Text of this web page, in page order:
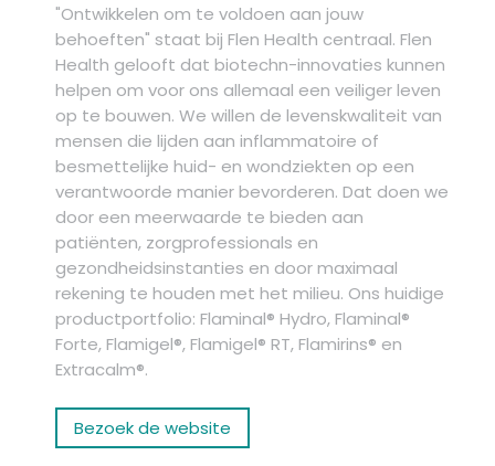
"Ontwikkelen om te voldoen aan jouw
behoeften" staat bij Flen Health centraal. Flen
Health gelooft dat biotechn-innovaties kunnen
helpen om voor ons allemaal een veiliger leven
op te bouwen. We willen de levenskwaliteit van
mensen die lijden aan inflammatoire of
besmettelijke huid- en wondziekten op een
verantwoorde manier bevorderen. Dat doen we
door een meerwaarde te bieden aan
patiënten, zorgprofessionals en
gezondheidsinstanties en door maximaal
rekening te houden met het milieu. Ons huidige
productportfolio: Flaminal® Hydro, Flaminal®
Forte, Flamigel®, Flamigel® RT, Flamirins® en
Extracalm®.
Bezoek de website